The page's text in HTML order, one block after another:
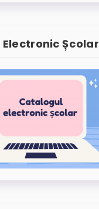
Școlar